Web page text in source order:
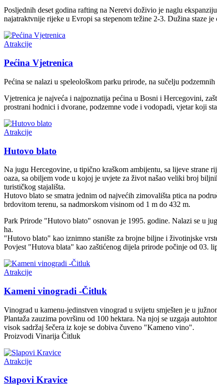
Posljednih deset godina rafting na Neretvi doživio je naglu
najatraktvnije rijeke u Evropi sa stepenom težine 2-3. Dužina staze
Atrakcije
Pećina Vjetrenica
Pećina se nalazi u speleološkom parku prirode, na sučelju
Vjetrenica je najveća i najpoznatija pećina u Bosni i Hercegovini,
prostrani hodnici i dvorane, podzemne vode i vodopadi, vjetar koji
Atrakcije
Hutovo blato
Na jugu Hercegovine, u tipično kraškom ambijentu, sa lijeve strane
oaza, sa obiljem vode u kojoj je uvjete za život našao veliki broj
turističkog stajališta.
Hutovo blato se smatra jednim od najvećih zimovališta ptica na
brdovitom terenu, sa nadmorskom visinom od 1 m do 432 m.
Park Prirode "Hutovo blato" osnovan je 1995. godine. Nalazi se u
ha.
"Hutovo blato" kao iznimno stanište za brojne biljne i životinjske
Povjest "Hutova blata" kao zaštićenog dijela prirode počinje od 03.
Atrakcije
Kameni vinogradi -Čitluk
Vinograd u kamenu-jedinstven vinograd u svijetu smješten je u
Plantaža zauzima površinu od 100 hektara. Na njoj se uzgaja
visok sadržaj šečera iz koje se dobiva čuveno "Kameno vino".
Proizvodi Vinarija Čitluk
Atrakcije
Slapovi Kravice